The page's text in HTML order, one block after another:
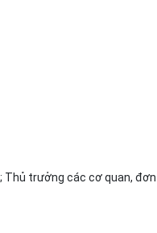
Thủ trưởng các cơ quan,